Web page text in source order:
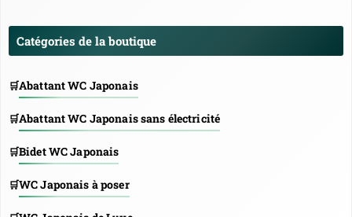
Catégories de la boutique
Abattant WC Japonais
Abattant WC Japonais sans électricité
Bidet WC Japonais
WC Japonais à poser